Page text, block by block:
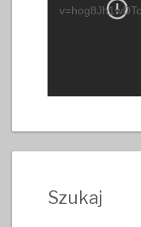
Szukaj